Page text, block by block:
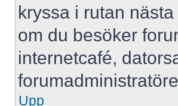
kryssa i rutan
om du besöker
internetcafé,
Upp